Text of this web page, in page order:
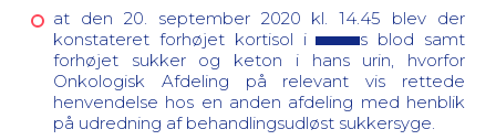
at den 20. september 2020 kl. 14.45 blev der
konstateret forhøjet kortisol i
s blod samt
forhøjet sukker og keton i hans urin, hvorfor
Onkologisk Afdeling på relevant vis rettede
henvendelse hos en anden afdeling med henblik
på udredning af behandlingsudløst sukkersyge.